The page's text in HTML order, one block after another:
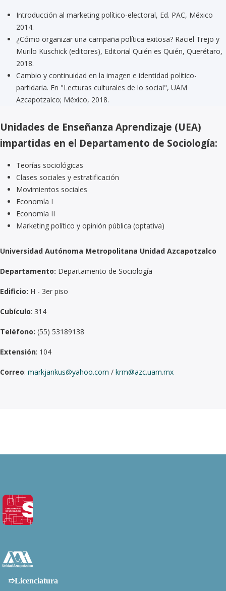
Introducción al marketing político-electoral, Ed. PAC, México
2014.
¿Cómo organizar una campaña política exitosa? Raciel Trejo y
Murilo Kuschick (editores), Editorial Quién es Quién, Querétaro,
2018.
Cambio y continuidad en la imagen e identidad político-
partidaria. En "Lecturas culturales de lo social", UAM
Azcapotzalco; México, 2018.
Unidades de Enseñanza Aprendizaje (UEA)
impartidas en el Departamento de Sociología:
Teorías sociológicas
Clases sociales y estratificación
Movimientos sociales
Economía I
Economía II
Marketing político y opinión pública (optativa)
Universidad Autónoma Metropolitana Unidad Azcapotzalco
Departamento: Departamento de Sociología
Edificio: H - 3er piso
Cubículo: 314
Teléfono: (55) 53189138
Extensión: 104
Correo: markjankus@yahoo.com / krm@azc.uam.mx
➱Licenciatura